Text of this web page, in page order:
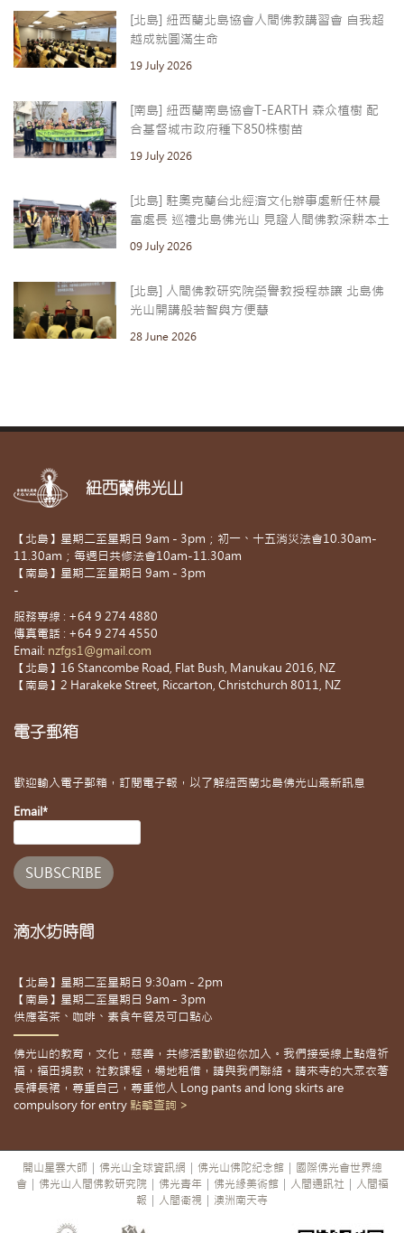
[北島] 紐西蘭北島協會人間佛教講習會 自我超
越成就圓滿生命
19 July 2026
[南島] 紐西蘭南島協會T-EARTH 森众植樹 配
合基督城市政府種下850株樹苗
19 July 2026
[北島] 駐奧克蘭台北經濟文化辦事處新任林晨
富處長 巡禮北島佛光山 見證人間佛教深耕本土
09 July 2026
[北島] 人間佛教研究院榮譽教授程恭讓 北島佛
光山開講般若智與方便慧
28 June 2026
紐西蘭佛光山
【北島】星期二至星期日 9am - 3pm；初一、十五消災法會10.30am-
11.30am；每週日共修法會10am-11.30am
【南島】星期二至星期日 9am - 3pm
-
服務專線 : +64 9 274 4880
傳真電話 : +64 9 274 4550
Email: nzfgs1@gmail.com
【北島】16 Stancombe Road, Flat Bush, Manukau 2016, NZ
【南島】2 Harakeke Street, Riccarton, Christchurch 8011, NZ
電子郵箱
歡迎輸入電子郵箱，訂閱電子報，以了解紐西蘭北島佛光山最新訊息
Email*
滴水坊時間
【北島】星期二至星期日 9:30am - 2pm
【南島】星期二至星期日 9am - 3pm
供應茗茶、咖啡、素食午餐及可口點心
佛光山的教育，文化，慈善，共修活動歡迎你加入。我們接受線上點燈祈
福，福田捐款，社教課程，場地租借，請與我們聯絡。請來寺的大眾衣著
長褲長裙，尊重自己，尊重他人 Long pants and long skirts are
compulsory for entry 點擊查詢 >
開山星雲大師 佛光山全球資訊網 佛光山佛陀紀念館
國際佛光會世界總
會
佛光山人間佛教研究院 佛光青年 佛光緣美術館 人間通訊社
人間福
報
人間衛視 澳洲南天寺